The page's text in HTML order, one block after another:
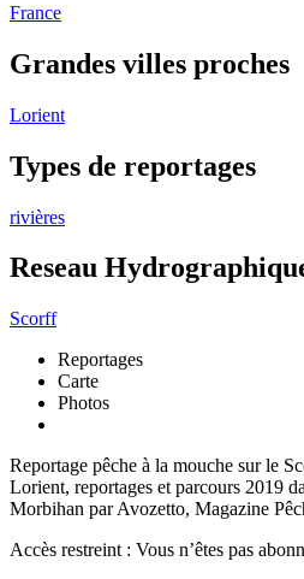
France
Grandes villes proches
Lorient
Types de reportages
rivières
Reseau
Scorff
Reportages
Carte
Photos
Reportage pêche à la mouche sur le
Lorient, reportages et parcours 2019
Morbihan par Avozetto, Magazine
Accès restreint : Vous n’êtes pas